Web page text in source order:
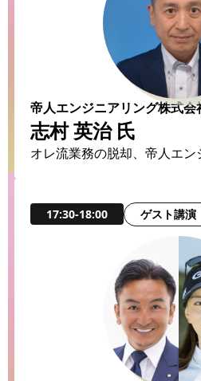
帝人エンジニアリング株式会
志村 英治 氏
オレ流業務の脱却、帝人エン
17:30-18:00 ゲスト講演